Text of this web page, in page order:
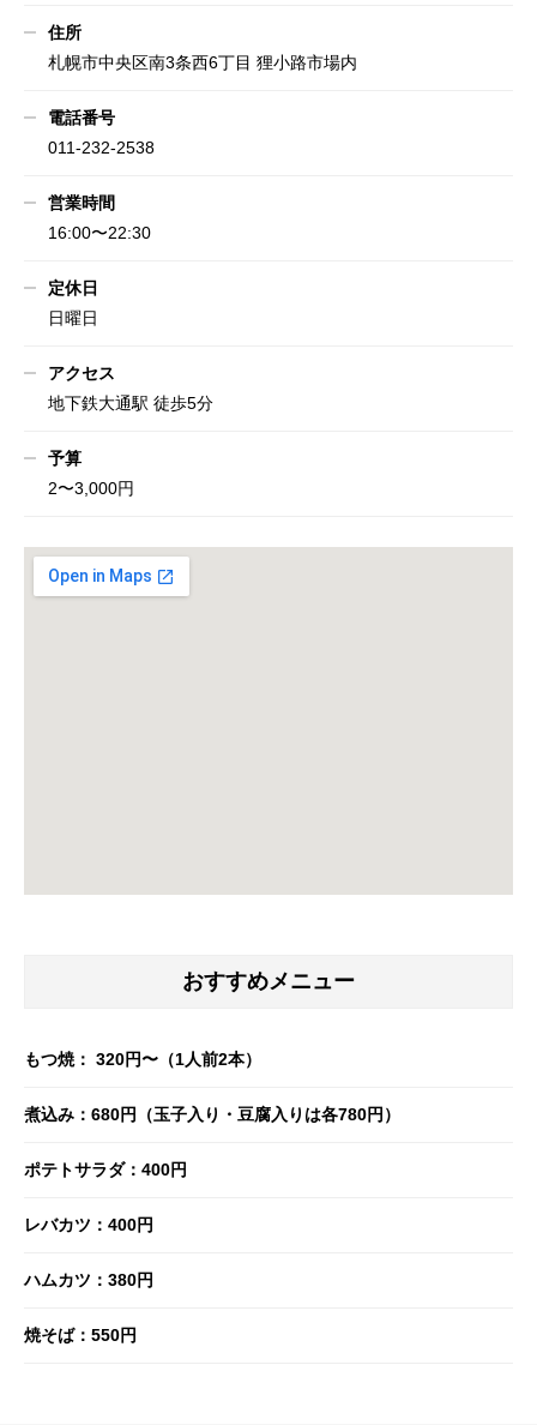
住所
札幌市中央区南3条西6丁目 狸小路市場内
電話番号
011-232-2538
営業時間
16:00〜22:30
定休日
日曜日
アクセス
地下鉄大通駅 徒歩5分
予算
2〜3,000円
おすすめメニュー
もつ焼： 320円〜（1人前2本）
煮込み：680円（玉子入り・豆腐入りは各780円）
ポテトサラダ：400円
レバカツ：400円
ハムカツ：380円
焼そば：550円